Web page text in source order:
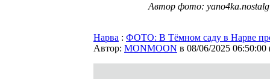
Автор фото:
Нарва : ФОТО: В Тёмном саду в Нарве
Автор: MONMOON в 08/06/2025 06:50:00